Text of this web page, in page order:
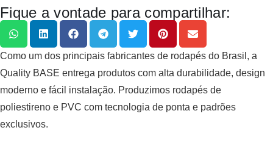
Fique a vontade para compartilhar:
Como um dos principais fabricantes de rodapés do Brasil, a
Quality BASE entrega produtos com alta durabilidade, design
moderno e fácil instalação. Produzimos rodapés de
poliestireno e PVC com tecnologia de ponta e padrões
exclusivos.